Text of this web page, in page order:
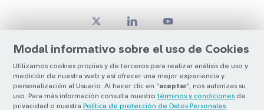
Modal informativo sobre el uso de Cookies
Utilizamos cookies propias y de terceros para realizar análisis de uso y
medición de nuestra web y así ofrecer una mejor experiencia y
personalización al Usuario. Al hacer clic en “aceptar”, nos autorizas su
uso. Para más información consulta nuestro términos y condiciones de
privacidad o nuestra Política de protección de Datos Personales
© Copyright Grupo SURA 2026